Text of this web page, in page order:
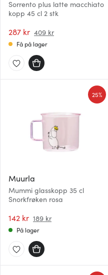
Sorrento plus latte macchiato
kopp 45 cl 2 stk
287 kr 409 kr
Få på lager
Muurla
Mummi glasskopp 35 cl
Snorkfrøken rosa
142 kr 189 kr
25%
På lager